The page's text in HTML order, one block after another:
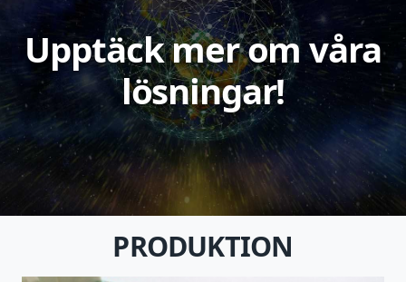
Upptäck mer om våra
lösningar!
PRODUKTION